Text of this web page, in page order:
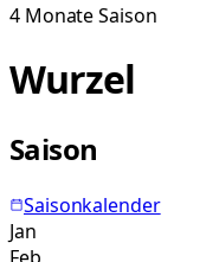
4 MonateSaison
Wurzel
Saison
Saisonkalender
Jan